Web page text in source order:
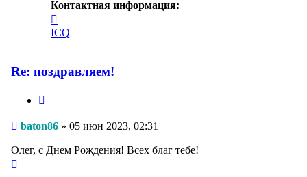
Контактная информация:
информация
пользователя
ICQ
Re: поздравляем!
Сообщение
baton86 » 05 июн 2023, 02:31
Олег, с Днем Рождения! Всех благ тебе!